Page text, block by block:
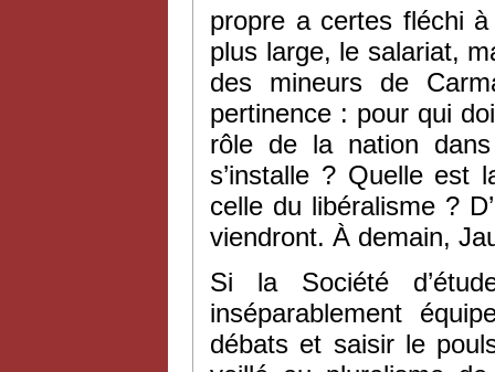
propre a certes fléchi
plus large, le salariat,
des mineurs de
pertinence : pour qui
rôle de la nation dans
s’installe ? Quelle est
celle du libéralisme ?
viendront. À demain,
Si la Société
inséparablement
débats et saisir le